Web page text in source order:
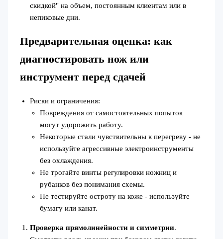
скидкой" на объем, постоянным клиентам или в
непиковые дни.
Предварительная оценка: как
диагностировать нож или
инструмент перед сдачей
Риски и ограничения:
Повреждения от самостоятельных попыток
могут удорожить работу.
Некоторые стали чувствительны к перегреву - не
используйте агрессивные электроинструменты
без охлаждения.
Не трогайте винты регулировки ножниц и
рубанков без понимания схемы.
Не тестируйте остроту на коже - используйте
бумагу или канат.
Проверка прямолинейности и симметрии.